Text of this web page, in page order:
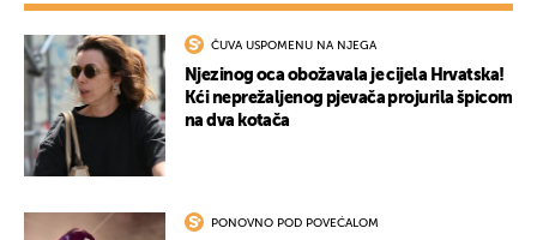
ČUVA USPOMENU NA NJEGA
Njezinog oca obožavala je cijela Hrvatska!
Kći neprežaljenog pjevača projurila špicom
na dva kotača
PONOVNO POD POVEĆALOM